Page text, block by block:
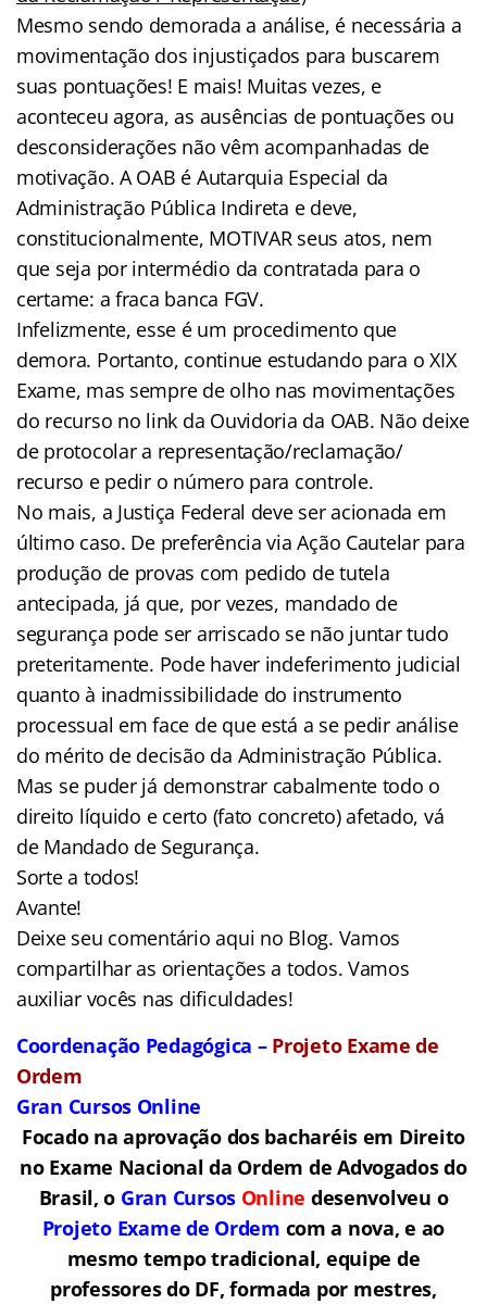
Mesmo sendo demorada a análise, é necessária a
movimentação dos injustiçados para buscarem
suas pontuações! E mais! Muitas vezes, e
aconteceu agora, as ausências de pontuações ou
desconsiderações não vêm acompanhadas de
motivação. A OAB é Autarquia Especial da
Administração Pública Indireta e deve,
constitucionalmente, MOTIVAR seus atos, nem
que seja por intermédio da contratada para o
certame: a fraca banca FGV.
Infelizmente, esse é um procedimento que
demora. Portanto, continue estudando para o XIX
Exame, mas sempre de olho nas movimentações
do recurso no link da Ouvidoria da OAB. Não deixe
de protocolar a representação/reclamação/
recurso e pedir o número para controle.
No mais, a Justiça Federal deve ser acionada em
último caso. De preferência via Ação Cautelar para
produção de provas com pedido de tutela
antecipada, já que, por vezes, mandado de
segurança pode ser arriscado se não juntar tudo
preteritamente. Pode haver indeferimento judicial
quanto à inadmissibilidade do instrumento
processual em face de que está a se pedir análise
do mérito de decisão da Administração Pública.
Mas se puder já demonstrar cabalmente todo o
direito líquido e certo (fato concreto) afetado, vá
de Mandado de Segurança.
Sorte a todos!
Avante!
Deixe seu comentário aqui no Blog. Vamos
compartilhar as orientações a todos. Vamos
auxiliar vocês nas dificuldades!
Coordenação Pedagógica – Projeto Exame de
Ordem
Gran Cursos Online
Focado na aprovação dos bacharéis em Direito
no Exame Nacional da Ordem de Advogados do
Brasil, o Gran Cursos Online desenvolveu o
Projeto Exame de Ordem com a nova, e ao
mesmo tempo tradicional, equipe de
professores do DF, formada por mestres,